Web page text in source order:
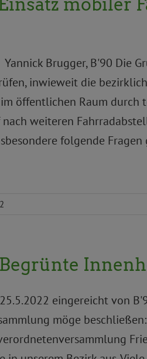
Brugger, B'90 Die
inwieweit die
öffentlichen Raum
weiteren
folgende
eingereicht von
möge